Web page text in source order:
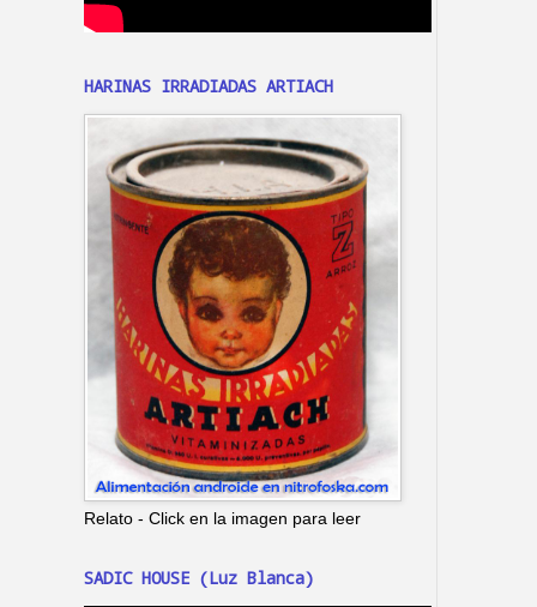
HARINAS IRRADIADAS ARTIACH
Relato - Click en la imagen para leer
SADIC HOUSE (Luz Blanca)